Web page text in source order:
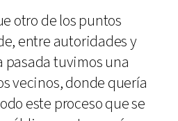
otro de los puntos
entre autoridades y
pasada tuvimos una
vecinos, donde quería
este proceso que se